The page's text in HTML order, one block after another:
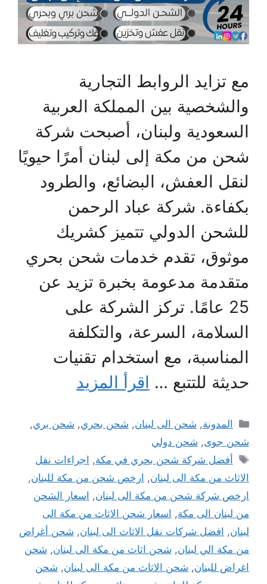
مع تزايد الروابط التجارية
والشخصية بين المملكة العربية
السعودية ولبنان، أصبحت شركة
شحن من مكة إلى لبنان أمرًا حيويًا
لنقل العفش، البضائع، والطرود
بكفاءة. شركة عباد الرحمن
للشحن الدولي تتميز كشريك
موثوق، تقدم خدمات شحن بحري
متقدمة مدعومة بخبرة تزيد عن
25 عامًا. تركز الشركة على
السلامة، السرعة، والتكلفة
المناسبة، مع استخدام تقنيات
حديثة للتتبع … اقرأ المزيد
التصنيفات
المدونة, شحن الى لبنان, شحن بحري, شحن بري,
شحن جوى, شحن دولي
الوسوم
أفضل شركة شحن بحري في مكة, اجراءات نقل
الاثاث من مكة الى لبنان, ارخص شحن من مكة للبنان,
ارخص شركة شحن من مكة الى لبنان, اسعار الشحن
من لبنان الى مكة, اسعار شحن الاثاث من مكة الى
لبنان, افضل شركات نقل الاثاث الى لبنان, شحن أغراض
من مكة الي لبنان, شحن اثاث من مكة الى لبنان, شحن
اغراض للبنان, شحن الاثاث من مكة الى لبنان, شحن